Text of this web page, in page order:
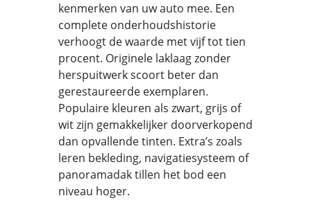
kenmerken van uw auto mee. Een
complete onderhoudshistorie
verhoogt de waarde met vijf tot tien
procent. Originele laklaag zonder
herspuitwerk scoort beter dan
gerestaureerde exemplaren.
Populaire kleuren als zwart, grijs of
wit zijn gemakkelijker doorverkopend
dan opvallende tinten. Extra’s zoals
leren bekleding, navigatiesysteem of
panoramadak tillen het bod een
niveau hoger.